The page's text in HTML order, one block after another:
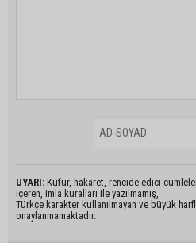
UYARI: Küfür, hakaret, rencide edici
içeren, imla kuralları ile yazılmamış,
Türkçe karakter kullanılmayan ve büyük
onaylanmamaktadır.